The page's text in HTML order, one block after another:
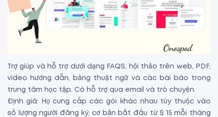
Trợ giúp và hỗ trợ dưới dạng FAQS, hội thảo trên web, PDF,
video hướng dẫn, bảng thuật ngữ và các bài báo trong
trung tâm học tập. Có hỗ trợ qua email và trò chuyện.
Định giá: Họ cung cấp các gói khác nhau tùy thuộc vào
số lượng người đăng ký, cơ bản bắt đầu từ $ 15 mỗi tháng